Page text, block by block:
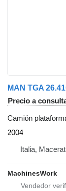
MAN TGA
Precio a
Camión
2004
Italia,
MachinesWork